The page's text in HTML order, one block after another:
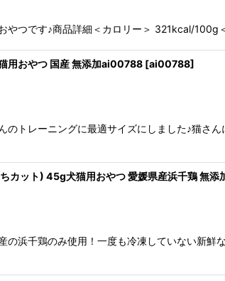
やつです♪商品詳細＜カロリー＞ 321kcal/
用おやつ 国産 無添加ai00788 [ai00788]
トレーニングに最適サイズにしました♪猫さ
カット) 45g犬猫用おやつ 愛媛県産浜千鶏 無
浜千鶏のみ使用！一度も冷凍していない新